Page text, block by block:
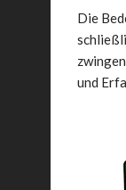
Die
und